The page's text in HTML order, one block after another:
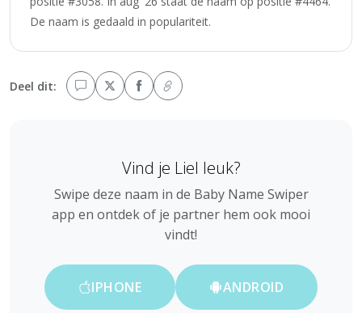
De naam is gedaald in populariteit.
Deel dit:
Vind je Liel leuk?
Swipe deze naam in de Baby Name Swiper
app en ontdek of je partner hem ook mooi
vindt!
IPHONE ANDROID